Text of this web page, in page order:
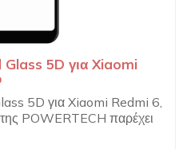
5D για Xiaomi
5D για Xiaomi Redmi 6,
POWERTECH παρέχει